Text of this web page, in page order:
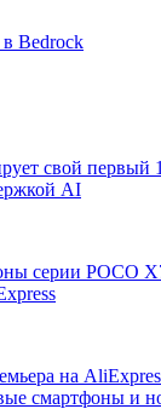
Bedrock
свой
AI
серии POCO
на
смартфоны и